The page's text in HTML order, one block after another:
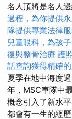
名人頂將是名人
過程，為你提供
隊提供專業法律
兒童眼科，為孩
復與整骨治療 護
話查詢獲得精確
夏季在地中海度
年，MSC車隊中
概念引入了新水
都會有一生的經